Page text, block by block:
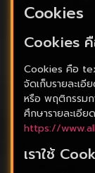
Cookies
Cookies คื
Cookies คือ
จัดเก็บรายละเ
หรือ พฤติกรรม
ศึกษารายละเอี
https://
เราใช้